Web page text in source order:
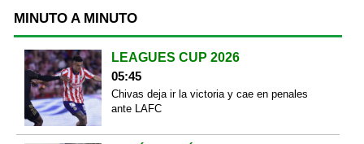
MINUTO A MINUTO
LEAGUES CUP 2026
05:45
Chivas deja ir la victoria y cae en penales
ante LAFC